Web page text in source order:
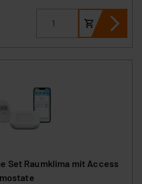
Set Raumklima mit Access